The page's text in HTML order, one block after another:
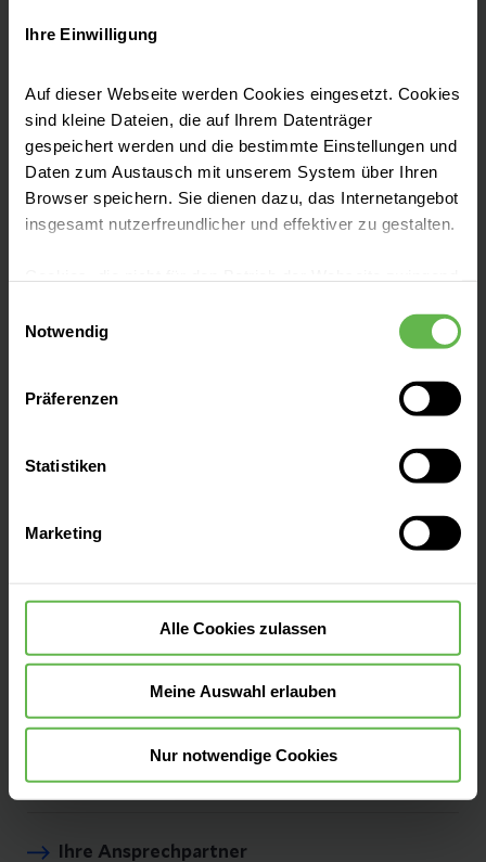
Ihre Einwilligung
Auf dieser Webseite werden Cookies eingesetzt. Cookies
sind kleine Dateien, die auf Ihrem Datenträger
gespeichert werden und die bestimmte Einstellungen und
Daten zum Austausch mit unserem System über Ihren
Browser speichern. Sie dienen dazu, das Internetangebot
insgesamt nutzerfreundlicher und effektiver zu gestalten.
eingesetzt werden.
Es steht Ihnen frei, unsere Seite mit nur den notwendigen
Cookies zu benutzen, eine individuelle Auswahl
oder durch Auswahl von „Alle Cookies akzeptieren“ in die
widerrufen.
Notwendig
Präferenzen
Statistiken
Marketing
Alle Cookies zulassen
Meine Auswahl erlauben
Nur notwendige Cookies
Heckeshorn, Oskar-Helene-Heim, Behring-
Klinikum Emil von Behring mit 14
Fachabteilungen, drei Instituten und
zahlreichen Spezialzentren modernste
medizinische Versorgung für Kinder und
Erwachsene
Aufenthalt planen
Pressemitteilungen
Helios Umwelt
Ihre Ansprechpartner